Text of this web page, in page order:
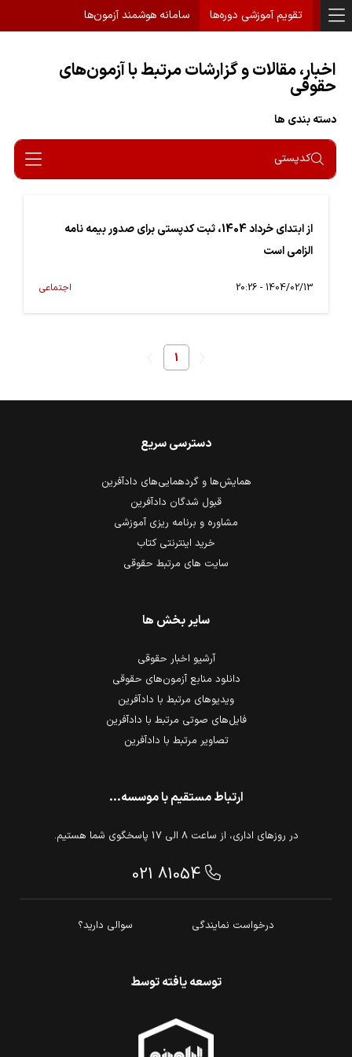
تقویم آموزشی دوره‌ها سامانه هوشمند آزمون‌ها
اخبار، مقالات و گزارشات مرتبط با آزمون‌های
حقوقی
دسته بندی ها
کدپستی
از ابتدای خرداد 1404، ثبت کدپستی برای صدور بیمه نامه
الزامی است
1404/02/13 - 20:26 اجتماعی
1
ارتباط مستقیم با موسسه...
در روزهای اداری، از ساعت 8 الی 17 پاسخگوی شما هستیم.
021 81054
درخواست نمایندگی سوالی دارید؟
دسترسی سریع
همایش‌ها و گردهمایی‌های دادآفرین
قبول شدگان دادآفرین
مشاوره و برنامه ریزی آموزشی
خرید اینترنتی کتاب
سایت های مرتبط حقوقی
سایر بخش ها
آرشیو اخبار حقوقی
دانلود منابع آزمون‌های حقوقی
ویدیوهای مرتبط با دادآفرین
فایل‌های صوتی مرتبط با دادآفرین
تصاویر مرتبط با دادآفرین
توسعه یافته توسط